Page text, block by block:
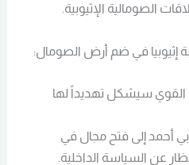
الصومالية الإثيوبية.
إثيوبيا في ضم أرض الصومال:
القوي سيشكل تهديداً لها
أحمد إلى فتح مجال في
عن السياسة الداخلية.